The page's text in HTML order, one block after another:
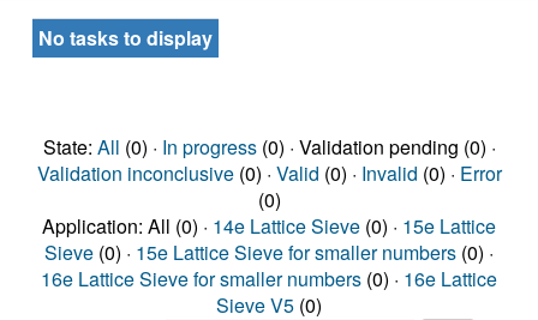
No tasks to display
State: All (0) · In progress(0) · Validation pending (0) ·
Validation inconclusive(0) · Valid (0) · Invalid (0) · Error
(0)
Application: All (0) · 14e Lattice Sieve (0) · 15e Lattice
Sieve (0) · 15e Lattice Sieve for smaller numbers (0) ·
16e Lattice Sieve for smaller numbers (0) · 16e Lattice
Sieve V5 (0)